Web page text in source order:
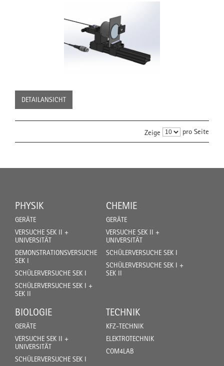
DETAILANSICHT
Zeige pro Seite
PHYSIK
GERÄTE
VERSUCHE SEK II +
UNIVERSITÄT
DEMONSTRATIONSVERSUCHE
SEK I
SCHÜLERVERSUCHE SEK I
SCHÜLERVERSUCHE SEK I +
SEK II
CHEMIE
GERÄTE
VERSUCHE SEK II +
UNIVERSITÄT
SCHÜLERVERSUCHE SEK I
SCHÜLERVERSUCHE SEK I +
SEK II
BIOLOGIE
GERÄTE
VERSUCHE SEK II +
UNIVERSITÄT
SCHÜLERVERSUCHE SEK I
TECHNIK
KFZ-TECHNIK
ELEKTROTECHNIK
COM4LAB